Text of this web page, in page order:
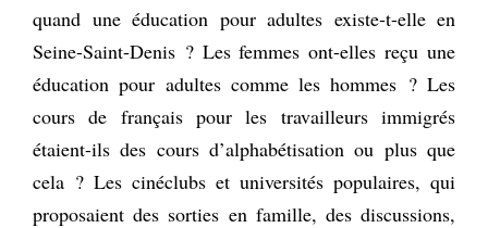
quand une éducation pour adultes existe-t-elle en
Seine-Saint-Denis ? Les femmes ont-elles reçu une
éducation pour adultes comme les hommes ? Les
cours de français pour les travailleurs immigrés
étaient-ils des cours d’alphabétisation ou plus que
cela ? Les cinéclubs et universités populaires, qui
proposaient des sorties en famille, des discussions,